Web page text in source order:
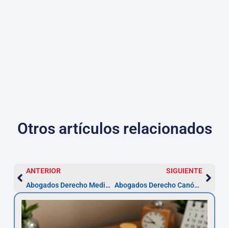
Otros artículos relacionados
ANTERIOR
Abogados Derecho Medioambiental en Toledo
SIGUIENTE
Abogados Derecho Canónico en Toledo